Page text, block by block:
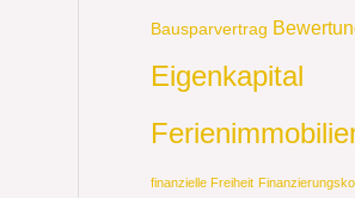
Bausparvertrag
Eigenkapital
finanzielle Freiheit